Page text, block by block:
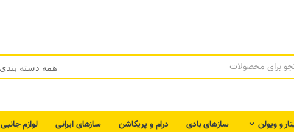
و ویولن سازهای بادی درام و پریکاشن سازهای ایرانی لوازم جانبی